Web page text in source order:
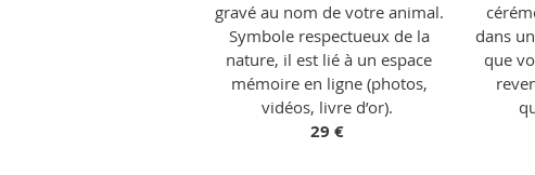
gravé au nom de votre animal.
Symbole respectueux de la
nature, il est lié à un espace
mémoire en ligne (photos,
vidéos, livre d’or).
29 €
dans
que